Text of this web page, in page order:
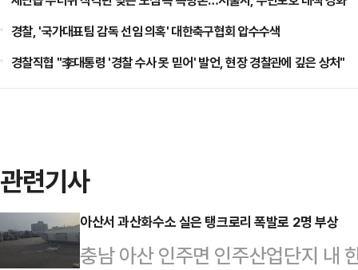
경찰, '국가대표팀 감독 선임 의혹' 대한축구협회 압수수색
경찰직협 "李대통령 '경찰 수사 못 믿어' 발언, 현장 경찰관에 깊은 상처"
관련기사
아산서 과산화수소 실은 탱크로리 폭발로 2명 부상
충남 아산 인주면 인주산업단지 내